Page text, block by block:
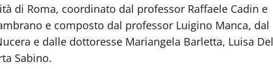
di Roma, coordinato dal professor Raffaele Cadin e
e composto dal professor Luigino Manca, dal
e dalle dottoresse Mariangela Barletta, Luisa Del
Sabino.